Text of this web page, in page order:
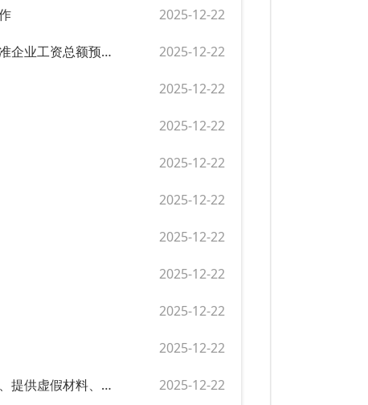
2025-12-22
按照规定权限负责审核监管企业领导人员的薪酬方案，备案或核准企业工资总额预算方案 2025-12-22
2025-12-22
2025-12-22
2025-12-22
2025-12-22
2025-12-22
2025-12-22
2025-12-22
2025-12-22
采购人、采购代理机构及其工作人员恶意串通、获取不正当利益、提供虚假材料、泄露标底等的处罚 2025-12-22